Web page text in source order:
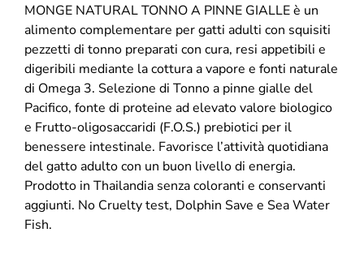
MONGE NATURAL TONNO A PINNE GIALLE è un
alimento complementare per gatti adulti con squisiti
pezzetti di tonno preparati con cura, resi appetibili e
digeribili mediante la cottura a vapore e fonti naturale
di Omega 3. Selezione di Tonno a pinne gialle del
Pacifico, fonte di proteine ad elevato valore biologico
e Frutto-oligosaccaridi (F.O.S.) prebiotici per il
benessere intestinale. Favorisce l’attività quotidiana
del gatto adulto con un buon livello di energia.
Prodotto in Thailandia senza coloranti e conservanti
aggiunti. No Cruelty test, Dolphin Save e Sea Water
Fish.